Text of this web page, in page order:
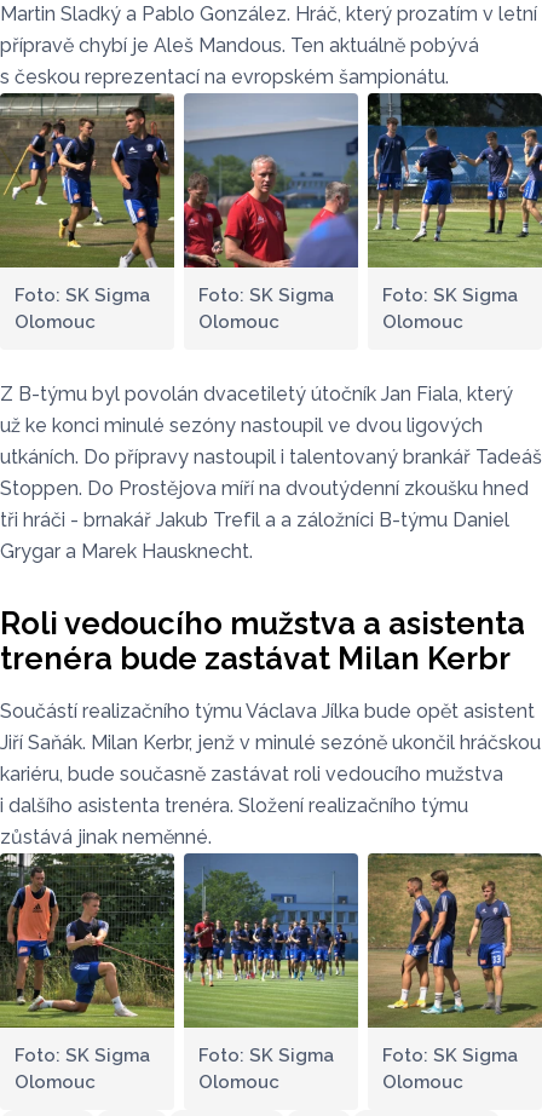
Martin Sladký a Pablo González. Hráč, který prozatím v letní
přípravě chybí je Aleš Mandous. Ten aktuálně pobývá
s českou reprezentací na evropském šampionátu.
Foto: SK Sigma
Olomouc
Foto: SK Sigma
Olomouc
Foto: SK Sigma
Olomouc
Z B-týmu byl povolán dvacetiletý útočník Jan Fiala, který
už ke konci minulé sezóny nastoupil ve dvou ligových
utkáních. Do přípravy nastoupil i talentovaný brankář Tadeáš
Stoppen. Do Prostějova míří na dvoutýdenní zkoušku hned
tři hráči - brnakář Jakub Trefil a a záložníci B-týmu Daniel
Grygar a Marek Hausknecht.
Roli vedoucího mužstva a asistenta
trenéra bude zastávat Milan Kerbr
Součástí realizačního týmu Václava Jílka bude opět asistent
Jiří Saňák. Milan Kerbr, jenž v minulé sezóně ukončil hráčskou
kariéru, bude současně zastávat roli vedoucího mužstva
i dalšího asistenta trenéra. Složení realizačního týmu
zůstává jinak neměnné.
Foto: SK Sigma
Olomouc
Foto: SK Sigma
Olomouc
Foto: SK Sigma
Olomouc